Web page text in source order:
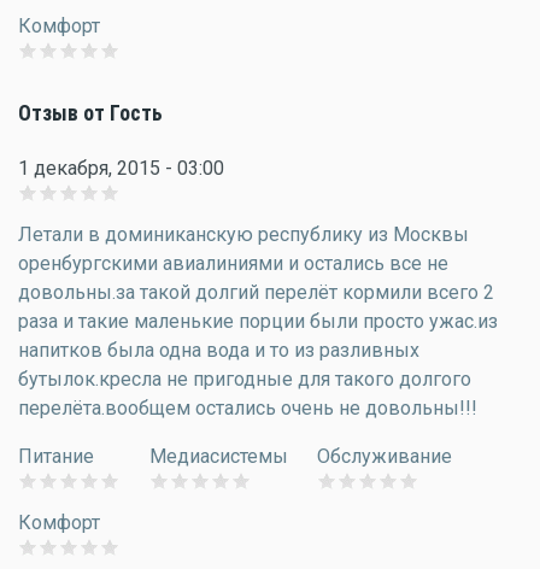
Комфорт
Отзыв от Гость
1 декабря, 2015 - 03:00
Летали в доминиканскую республику из Москвы
оренбургскими авиалиниями и остались все не
довольны.за такой долгий перелёт кормили всего 2
раза и такие маленькие порции были просто ужас.из
напитков была одна вода и то из разливных
бутылок.кресла не пригодные для такого долгого
перелёта.вообщем остались очень не довольны!!!
Питание Медиасистемы Обслуживание
Комфорт